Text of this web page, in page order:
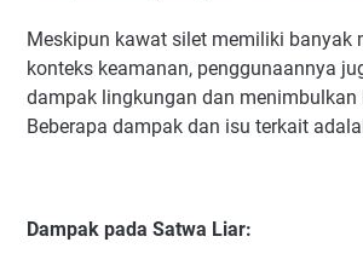
Meskipun kawat silet memiliki banyak
konteks keamanan, penggunaannya
dampak lingkungan dan menimbulkan
Beberapa dampak dan isu terkait
Dampak pada Satwa Liar: